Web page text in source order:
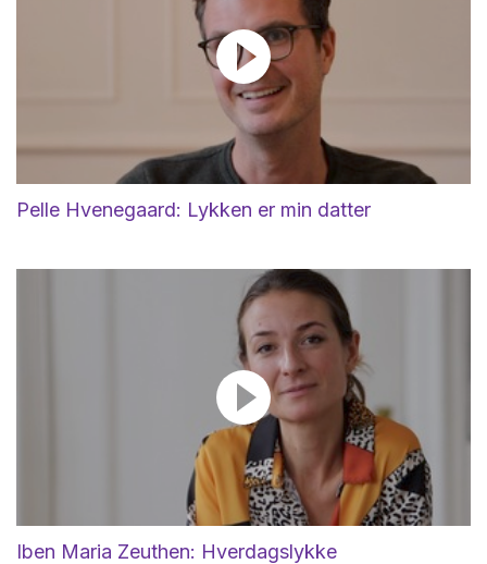
Pelle Hvenegaard: Lykken er min datter
Iben Maria Zeuthen: Hverdagslykke